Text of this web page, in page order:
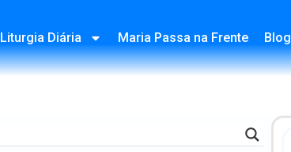
Liturgia Diária Maria Passa na Frente Blog